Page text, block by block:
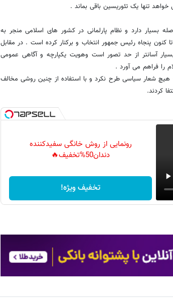
تنها یک تئوریسین باقی بماند .
بسیار دارد و نظام پارلمانی در کشور های اسلامی منجر به
کنون پنجاه رئیس جمهور انتخاب و برکنار کرده است . در مقابل
آسانتر از حد تصور است وهویت یکپارچه و آگاهی عمومی
را فراهم می آورد .
شعار سیاسی طرح نکرد و با استفاده از چنین روشی مخالف
کردند.
رونمایی از روش خانگی سفیدکننده
دندان50%تخفیف🔥
تخفیف ویژه!